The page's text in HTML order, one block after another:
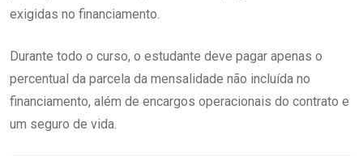
exigidas no financiamento.
Durante todo o curso, o estudante deve pagar apenas o
percentual da parcela da mensalidade não incluída no
financiamento, além de encargos operacionais do contrato e
um seguro de vida.